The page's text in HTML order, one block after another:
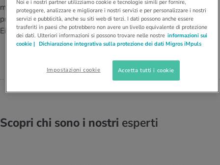
e intolleranze
invernali
D’ATTUALITÀ NELL’AMBITO MOVIMENTO
Calcola il consumo calorico
Corsa & Jogging
D’ATTUALITÀ NELL’AMBITO RILASSAMENTO
Lavoro e salute
Rilassamento attivo
delle donne
fisici
D’ATTUALITÀ NELL’AMBITO SERVIZIO
Offerte
MEDICO SPORTIVO E
CARDIOLOGO, MEDBASE ST.
GALLEN EINSTEIN
Dott Roberto Noce
medicina dello sport SEMS
presso Medbase St. Gallen
Einstein.
Scopri chi sono i nostri esperti
Noi e i nostri partner utilizziamo cookie e tecnologie simili per fornire,
proteggere, analizzare e migliorare i nostri servizi e per personalizzare i nostri
servizi e pubblicità, anche su siti web di terzi. I dati possono anche essere
trasferiti in paesi che potrebbero non avere un livello equivalente di protezione
dei dati. Ulteriori informazioni si possono trovare nelle nostre informazioni sui
cookie | Dichiarazione integrativa sulla protezione dei dati Migros iMpuls
Impostazioni cookie Accetta tutti i cookie